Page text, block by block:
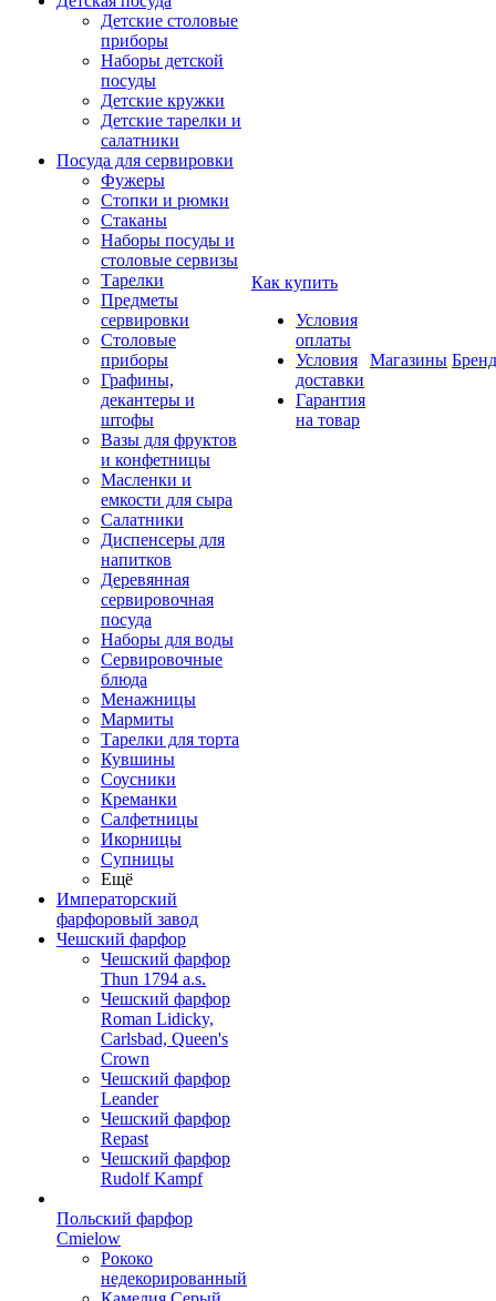
Детские столовые
приборы
Наборы детской
посуды
Детские кружки
Детские тарелки и
салатники
Посуда для сервировки
Фужеры
Стопки и рюмки
Стаканы
Наборы посуды и
столовые сервизы
Тарелки
Предметы
сервировки
Столовые
приборы
Графины,
декантеры и
штофы
Вазы для фруктов
и конфетницы
Масленки и
емкости для сыра
Салатники
Диспенсеры для
напитков
Деревянная
сервировочная
посуда
Наборы для воды
Сервировочные
блюда
Менажницы
Мармиты
Тарелки для торта
Кувшины
Соусники
Креманки
Салфетницы
Икорницы
Супницы
Ещё
Императорский
фарфоровый завод
Чешский фарфор
Чешский фарфор
Thun 1794 a.s.
Чешский фарфор
Roman Lidicky,
Carlsbad, Queen's
Crown
Чешский фарфор
Leander
Чешский фарфор
Repast
Чешский фарфор
Rudolf Kampf
Польский фарфор
Сmielow
Рококо
недекорированный
Как купить
Условия
оплаты
Условия
доставки
Гарантия
на товар
Магазины